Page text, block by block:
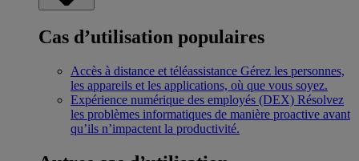
Cas d’utilisation populaires
Accès à distance et téléassistance Gérez les personnes,
les appareils et les applications, où que vous soyez.
Expérience numérique des employés (DEX) Résolvez
les problèmes informatiques de manière proactive avant
qu’ils n’impactent la productivité.